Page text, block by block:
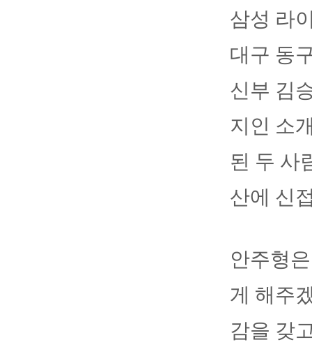
삼성 라
대구 동
신부 김
지인 소
된 두 사
산에 신
안주형
게 해주
감을 갖